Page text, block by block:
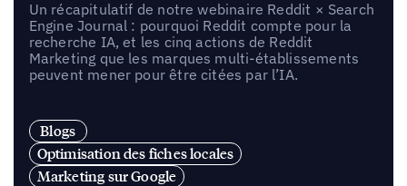
Un récapitulatif de notre webinaire Reddit × Search
Engine Journal : pourquoi Reddit compte pour la
recherche IA, et les cinq actions de Reddit
Marketing que les marques multi-établissements
peuvent mener pour être citées par l’IA.
Blogs
Optimisation des fiches locales
Marketing sur Google